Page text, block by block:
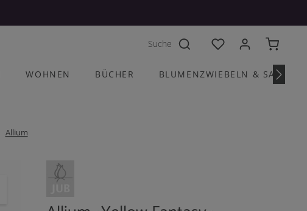
Du hast 0 Produkte
WOHNEN BÜCHER BLUMENZWIEBELN &
Allium